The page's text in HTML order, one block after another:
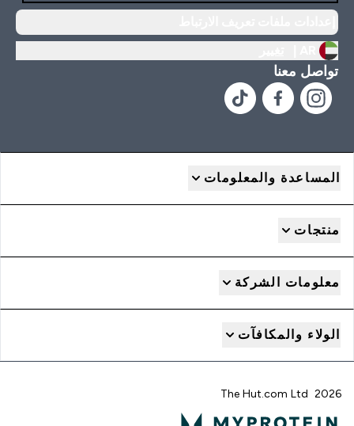
تواصل معنا
المساعدة والمعلومات
منتجات
معلومات الشركة
الولاء والمكافآت
2026 The Hut.com Ltd